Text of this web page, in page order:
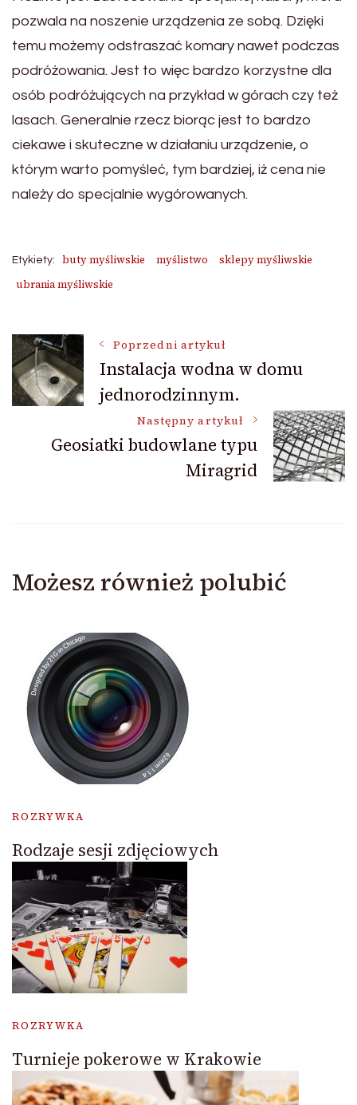
pozwala na noszenie urządzenia ze sobą. Dzięki
temu możemy odstraszać komary nawet podczas
podróżowania. Jest to więc bardzo korzystne dla
osób podróżujących na przykład w górach czy też
lasach. Generalnie rzecz biorąc jest to bardzo
ciekawe i skuteczne w działaniu urządzenie, o
którym warto pomyśleć, tym bardziej, iż cena nie
należy do specjalnie wygórowanych.
Etykiety: buty myśliwskie myślistwo
sklepy myśliwskie
ubrania myśliwskie
Nawigacja
wpisu
Poprzedni artykuł
Instalacja wodna w domu
jednorodzinnym.
Następny artykuł
Geosiatki budowlane typu
Miragrid
Możesz również polubić
ROZRYWKA
Rodzaje sesji zdjęciowych
ROZRYWKA
Turnieje pokerowe w Krakowie